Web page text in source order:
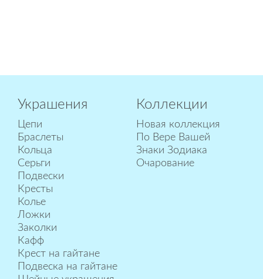
Украшения
Цепи
Браслеты
Кольца
Серьги
Подвески
Кресты
Колье
Ложки
Заколки
Кафф
Крест на гайтане
Подвеска на гайтане
Коллекции
Новая коллекция
По Вере Вашей
Знаки Зодиака
Очарование